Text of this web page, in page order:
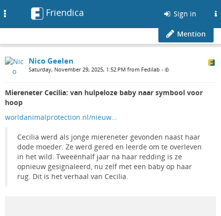
Friendica Sign in
Mention
Nico Geelen
Saturday, November 29, 2025, 1:52 PM from Fedilab •
Miereneter Cecilia: van hulpeloze baby naar symbool voor
hoop
worldanimalprotection.nl/nieuw…
Cecilia werd als jonge miereneter gevonden naast haar
dode moeder. Ze werd gered en leerde om te overleven
in het wild. Tweeënhalf jaar na haar redding is ze
opnieuw gesignaleerd, nu zelf met een baby op haar
rug. Dit is het verhaal van Cecilia.